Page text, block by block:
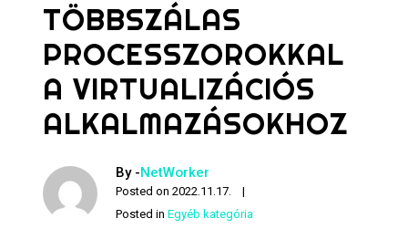
TÖBBSZÁLAS
PROCESSZOROKKAL
A VIRTUALIZÁCIÓS
ALKALMAZÁSOKHOZ
By -NetWorker
Posted on2022.11.17.
Posted inEgyéb kategória